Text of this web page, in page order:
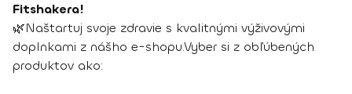
Fitshakera!
🌿Naštartuj svoje zdravie s kvalitnými výživovými
doplnkami z nášho e-shopu.Vyber si z obľúbených
produktov ako: